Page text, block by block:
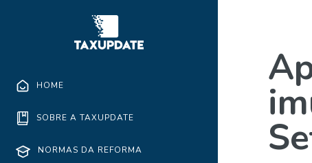
HOME
SOBRE A TAXUPDATE
NORMAS DA REFORMA